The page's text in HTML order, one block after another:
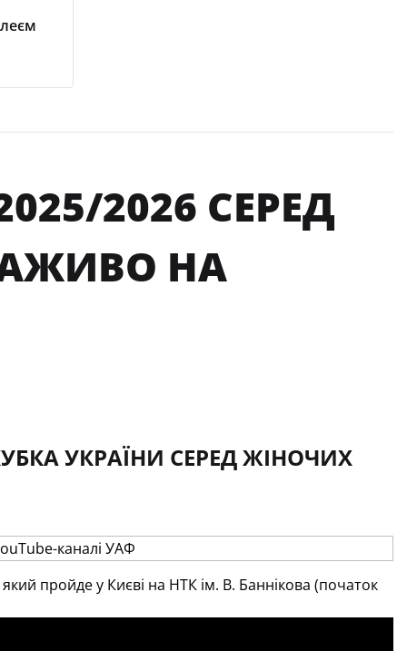
2026 СЕРЕД
НА
УКРАЇНИ СЕРЕД ЖІНОЧИХ
пройде у Києві на НТК ім. В. Баннікова (початок